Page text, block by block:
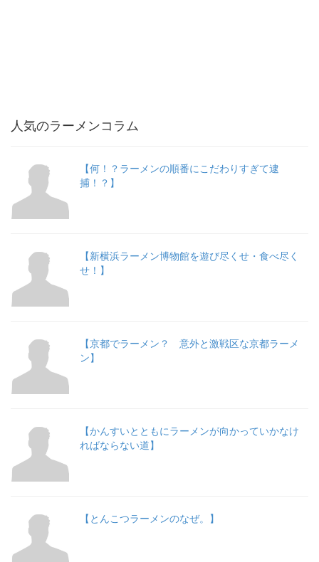
人気のラーメンコラム
【何！？ラーメンの順番にこだわりすぎて逮
捕！？】
【新横浜ラーメン博物館を遊び尽くせ・食べ尽く
せ！】
【京都でラーメン？ 意外と激戦区な京都ラーメ
ン】
【かんすいとともにラーメンが向かっていかなけ
ればならない道】
【とんこつラーメンのなぜ。】